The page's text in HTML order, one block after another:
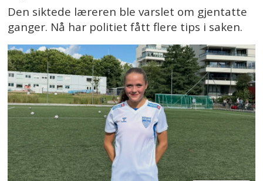
Den siktede læreren ble varslet om gjentatte
ganger. Nå har politiet fått flere tips i saken.